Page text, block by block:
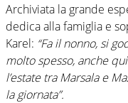
Archiviata la grande
dedica alla famiglia e
Karel: “Fa il nonno, si
molto spesso, anche
l’estate tra Marsala e
la giornata”.